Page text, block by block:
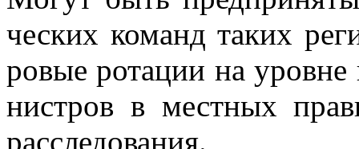
че­ских ко­манд та­ких
ро­вые ро­та­ции на
ни­стров в мест­ных
рас­сле­до­ва­ния.